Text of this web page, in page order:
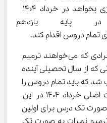
پایه یازدهم
کفاش با اشاره به اینکه برای افرادی که می‌خواهند ترمیم
دهند یا دانش‌آموزانی که از سال تحصیلی آینده
که باید تمام دروس را
انتخاب کنند، متذکر شد: تفاوت اصلی خرداد 1404 در این
تک درس برای اولین